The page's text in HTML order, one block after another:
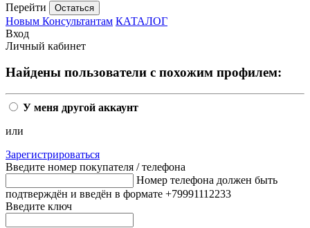
Перейти Остаться
Новым Консультантам КАТАЛОГ
Вход
Личный кабинет
Найдены пользователи с похожим профилем:
У меня другой аккаунт
или
Зарегистрироваться
Введите номер покупателя / телефона
Номер телефона должен быть
подтверждён и введён в формате +79991112233
Введите ключ